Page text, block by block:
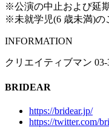
※公演の中止および延
※未就学児(6 歳未満)の
INFORMATION
クリエイティブマン 03-
BRIDEAR
https://bridear.jp/
https://twitter.com/